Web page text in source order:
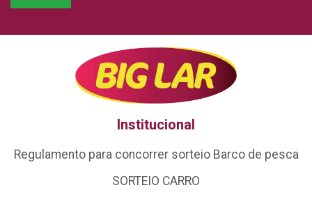
Institucional
Regulamento para concorrer sorteio Barco de pesca
SORTEIO CARRO